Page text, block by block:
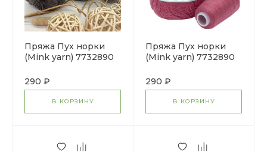
Пряжа Пух норки
(Mink yarn) 7732890
290 ₽
В КОРЗИНУ
Пряжа Пух норки
(Mink yarn) 7732890
290 ₽
В КОРЗИНУ